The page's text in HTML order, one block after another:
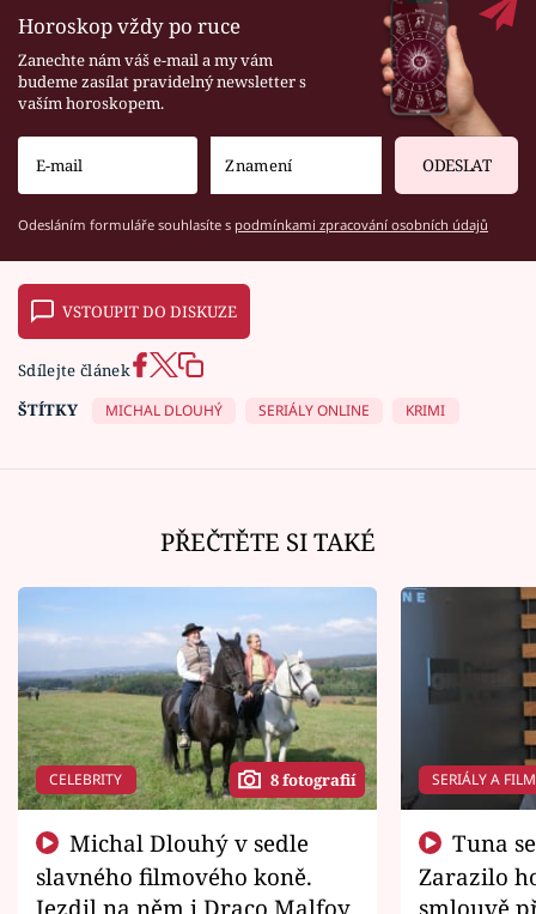
Horoskop vždy po ruce
Zanechte nám váš e-mail a my vám
budeme zasílat pravidelný newsletter s
vaším horoskopem.
ODESLAT
Odesláním formuláře souhlasíte s podmínkami zpracování osobních údajů
VSTOUPIT DO DISKUZE
Sdílejte článek
ŠTÍTKY
MICHAL DLOUHÝ SERIÁLY ONLINE KRIMI
PŘEČTĚTE SI TAKÉ
CELEBRITY 8 fotografií
slavného filmového koně.
Jezdil na něm i Draco Malfoy
SERIÁLY A
Zarazilo
smlouvě